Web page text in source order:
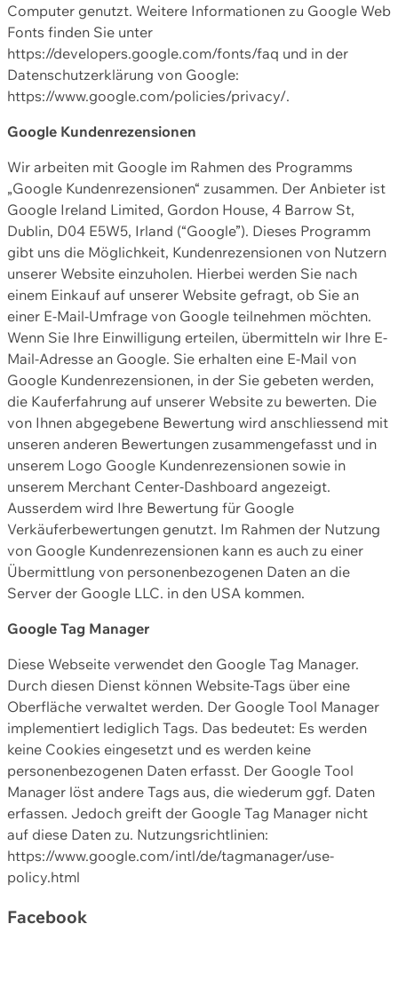
Computer genutzt. Weitere Informationen zu Google Web
Fonts finden Sie unter
https://developers.google.com/fonts/faq und in der
Datenschutzerklärung von Google:
https://www.google.com/policies/privacy/.
Google Kundenrezensionen
Wir arbeiten mit Google im Rahmen des Programms
„Google Kundenrezensionen“ zusammen. Der Anbieter ist
Google Ireland Limited, Gordon House, 4 Barrow St,
Dublin, D04 E5W5, Irland (“Google”). Dieses Programm
gibt uns die Möglichkeit, Kundenrezensionen von Nutzern
unserer Website einzuholen. Hierbei werden Sie nach
einem Einkauf auf unserer Website gefragt, ob Sie an
einer E-Mail-Umfrage von Google teilnehmen möchten.
Wenn Sie Ihre Einwilligung erteilen, übermitteln wir Ihre E-
Mail-Adresse an Google. Sie erhalten eine E-Mail von
Google Kundenrezensionen, in der Sie gebeten werden,
die Kauferfahrung auf unserer Website zu bewerten. Die
von Ihnen abgegebene Bewertung wird anschliessend mit
unseren anderen Bewertungen zusammengefasst und in
unserem Logo Google Kundenrezensionen sowie in
unserem Merchant Center-Dashboard angezeigt.
Ausserdem wird Ihre Bewertung für Google
Verkäuferbewertungen genutzt. Im Rahmen der Nutzung
von Google Kundenrezensionen kann es auch zu einer
Übermittlung von personenbezogenen Daten an die
Server der Google LLC. in den USA kommen.
Google Tag Manager
Diese Webseite verwendet den Google Tag Manager.
Durch diesen Dienst können Website-Tags über eine
Oberfläche verwaltet werden. Der Google Tool Manager
implementiert lediglich Tags. Das bedeutet: Es werden
keine Cookies eingesetzt und es werden keine
personenbezogenen Daten erfasst. Der Google Tool
Manager löst andere Tags aus, die wiederum ggf. Daten
erfassen. Jedoch greift der Google Tag Manager nicht
auf diese Daten zu. Nutzungsrichtlinien:
https://www.google.com/intl/de/tagmanager/use-
policy.html
Facebook